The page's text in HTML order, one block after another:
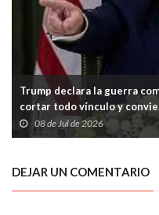
Trump declara la guerra
cortar todo vínculo y
de la OTAN
08 de Jul de 2026
DEJAR UN COMENTARIO